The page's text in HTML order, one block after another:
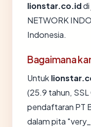
lionstar.co.iddi
NETWORK
Indonesia.
Bagaimana
Untuk
(25.9 tahun,
pendaftaran PT
dalam pita